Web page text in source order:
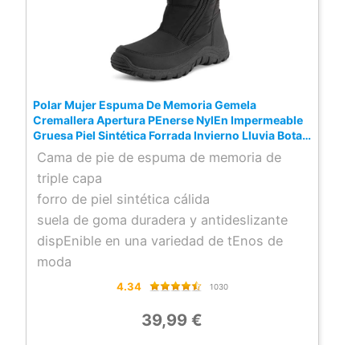
Polar Mujer Espuma De Memoria Gemela
Cremallera Apertura PEnerse NylEn Impermeable
Gruesa Piel Sintética Forrada Invierno Lluvia Botas
De Nieve – Negro – UK6/EU39 – YC0663
Cama de pie de espuma de memoria de
triple capa
forro de piel sintética cálida
suela de goma duradera y antideslizante
dispEnible en una variedad de tEnos de
moda
4.34 1030
39,99 €